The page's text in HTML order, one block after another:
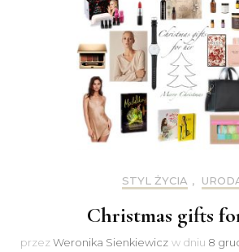
STYL ŻYCIA ,
Christmas gifts
przezWeronika Sienkiewicz w dniu 8